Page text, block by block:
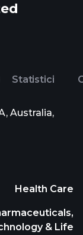
Statistici
Australia,
Health Care
& Life